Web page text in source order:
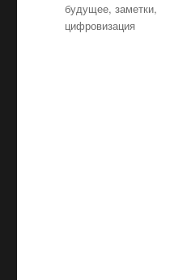
Метки
будущее,заметки,
цифровизация